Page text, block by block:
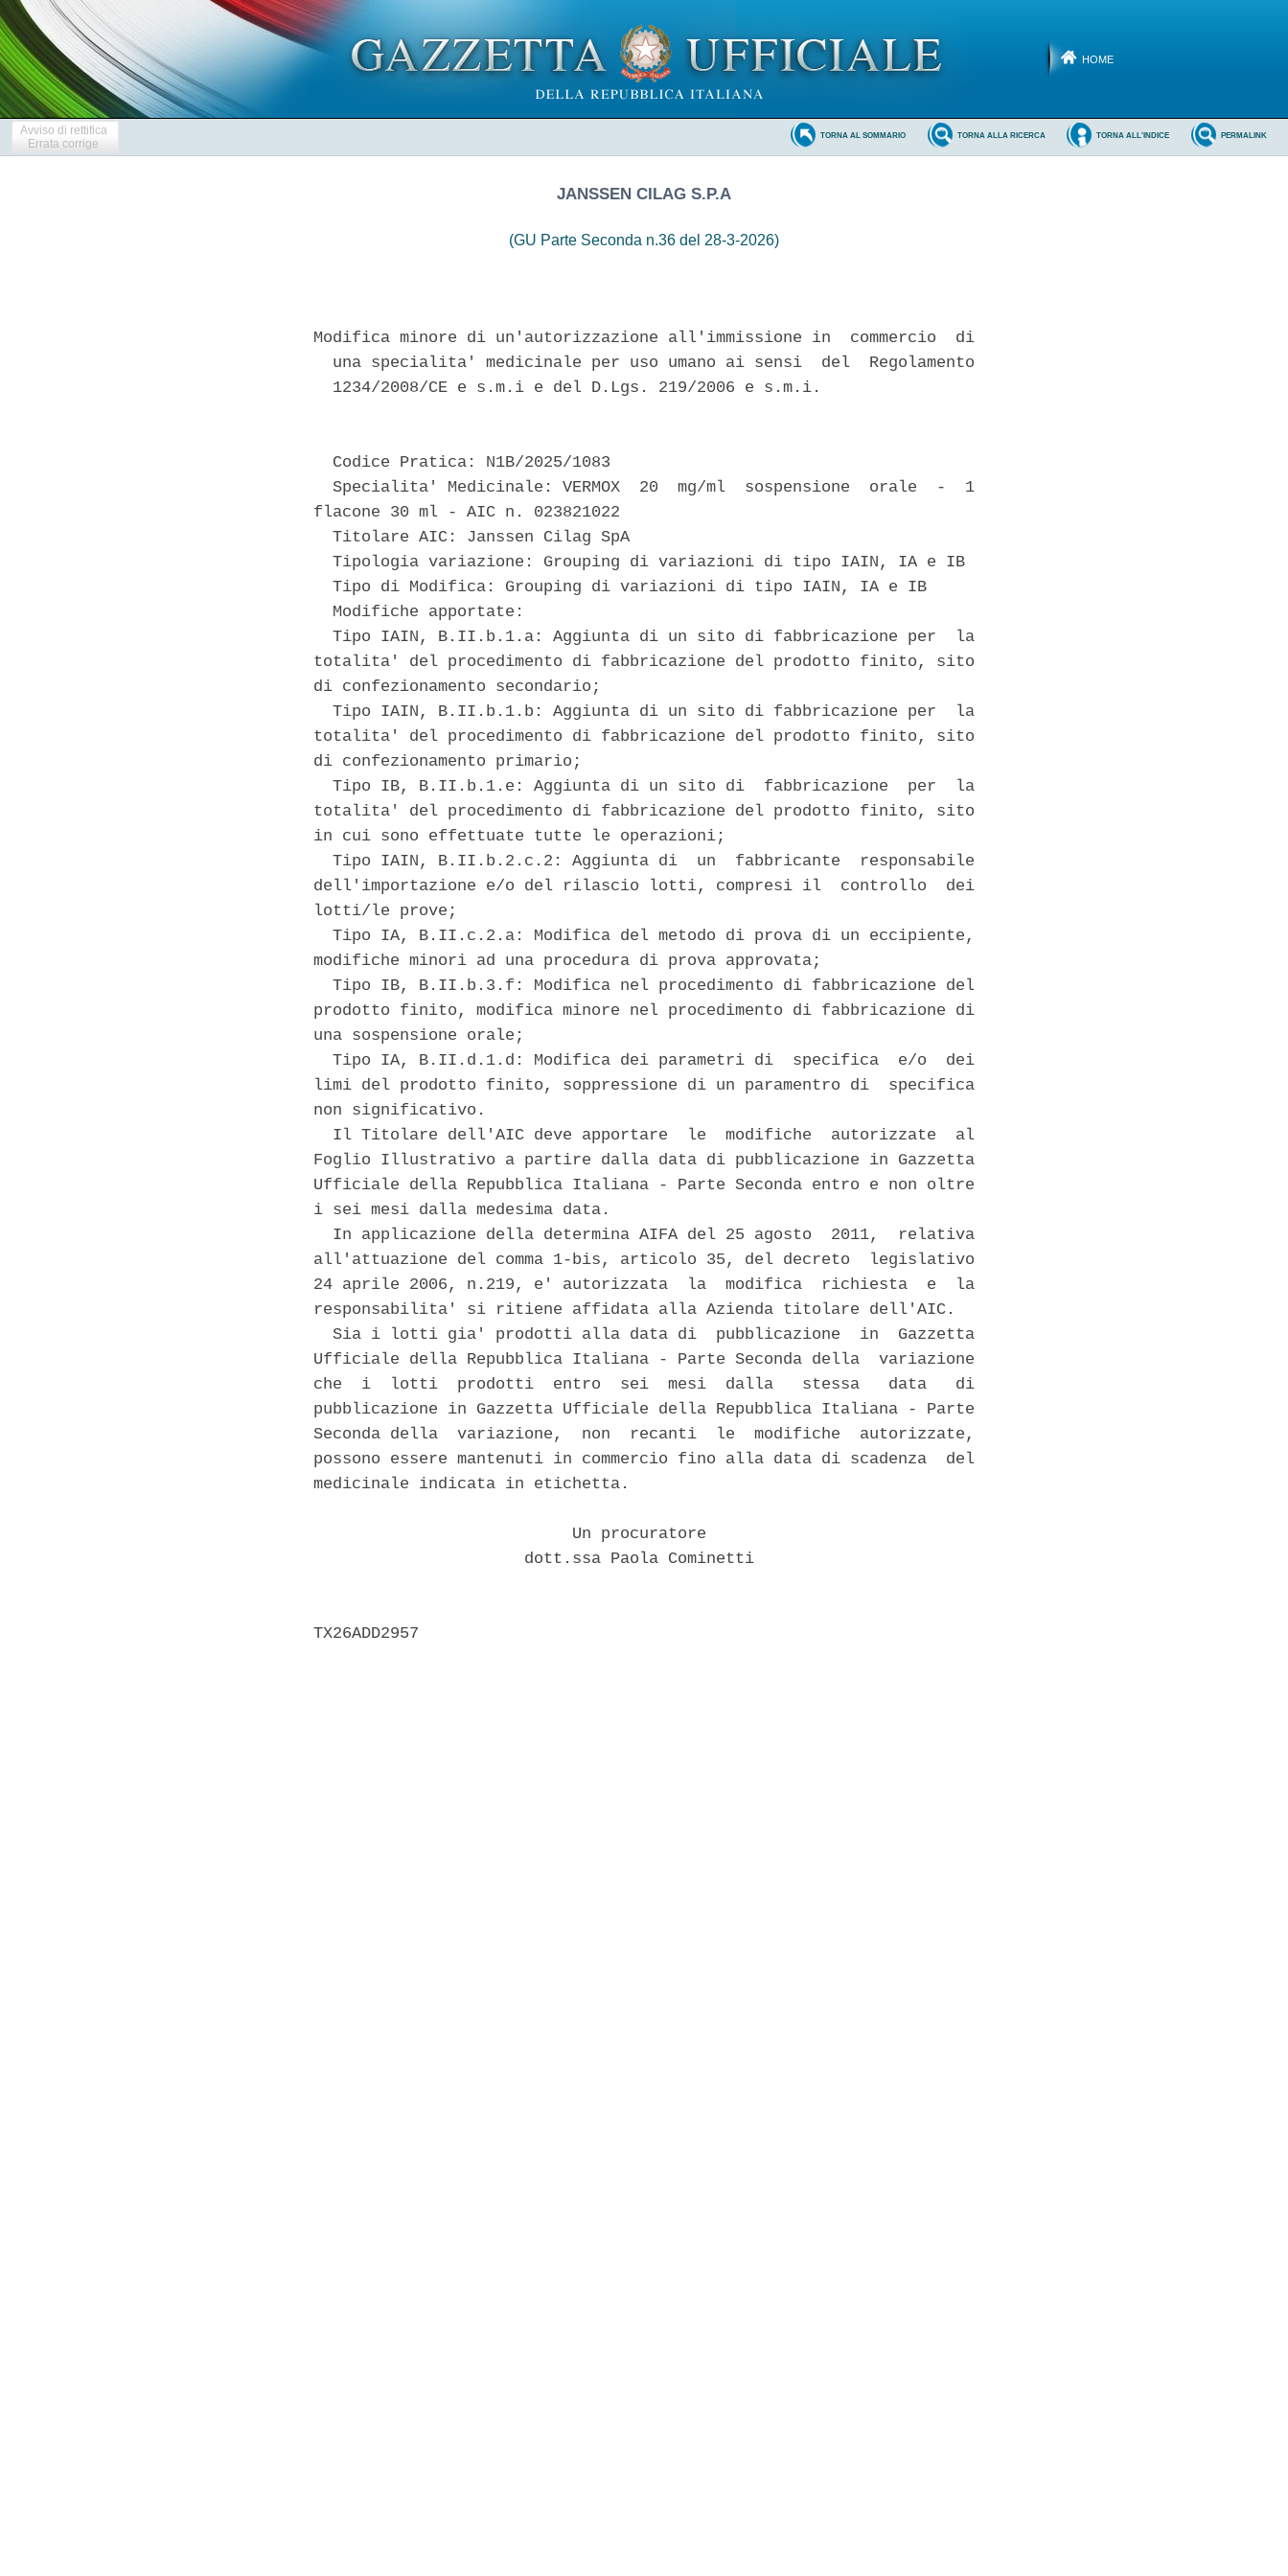
HOME
Avviso di rettifica
Errata corrige
PERMALINK
TORNA ALL'INDICE
TORNA ALLA RICERCA
TORNA AL SOMMARIO
JANSSEN CILAG S.P.A
(GU Parte Seconda n.36 del 28-3-2026)
Modifica minore di un'autorizzazione all'immissione in  commercio  di
  una specialita' medicinale per uso umano ai sensi  del  Regolamento
  1234/2008/CE e s.m.i e del D.Lgs. 219/2006 e s.m.i.
  Codice Pratica: N1B/2025/1083
  Specialita' Medicinale: VERMOX  20  mg/ml  sospensione  orale  -  1
flacone 30 ml - AIC n. 023821022
  Titolare AIC: Janssen Cilag SpA
  Tipologia variazione: Grouping di variazioni di tipo IAIN, IA e IB
  Tipo di Modifica: Grouping di variazioni di tipo IAIN, IA e IB
  Modifiche apportate:
  Tipo IAIN, B.II.b.1.a: Aggiunta di un sito di fabbricazione per  la
totalita' del procedimento di fabbricazione del prodotto finito, sito
di confezionamento secondario;
  Tipo IAIN, B.II.b.1.b: Aggiunta di un sito di fabbricazione per  la
totalita' del procedimento di fabbricazione del prodotto finito, sito
di confezionamento primario;
  Tipo IB, B.II.b.1.e: Aggiunta di un sito di  fabbricazione  per  la
totalita' del procedimento di fabbricazione del prodotto finito, sito
in cui sono effettuate tutte le operazioni;
  Tipo IAIN, B.II.b.2.c.2: Aggiunta di  un  fabbricante  responsabile
dell'importazione e/o del rilascio lotti, compresi il  controllo  dei
lotti/le prove;
  Tipo IA, B.II.c.2.a: Modifica del metodo di prova di un eccipiente,
modifiche minori ad una procedura di prova approvata;
  Tipo IB, B.II.b.3.f: Modifica nel procedimento di fabbricazione del
prodotto finito, modifica minore nel procedimento di fabbricazione di
una sospensione orale;
  Tipo IA, B.II.d.1.d: Modifica dei parametri di  specifica  e/o  dei
limi del prodotto finito, soppressione di un paramentro di  specifica
non significativo.
  Il Titolare dell'AIC deve apportare  le  modifiche  autorizzate  al
Foglio Illustrativo a partire dalla data di pubblicazione in Gazzetta
Ufficiale della Repubblica Italiana - Parte Seconda entro e non oltre
i sei mesi dalla medesima data.
  In applicazione della determina AIFA del 25 agosto  2011,  relativa
all'attuazione del comma 1-bis, articolo 35, del decreto  legislativo
24 aprile 2006, n.219, e' autorizzata  la  modifica  richiesta  e  la
responsabilita' si ritiene affidata alla Azienda titolare dell'AIC.
  Sia i lotti gia' prodotti alla data di  pubblicazione  in  Gazzetta
Ufficiale della Repubblica Italiana - Parte Seconda della  variazione
che  i  lotti  prodotti  entro  sei  mesi  dalla   stessa   data   di
pubblicazione in Gazzetta Ufficiale della Repubblica Italiana - Parte
Seconda della  variazione,  non  recanti  le  modifiche  autorizzate,
possono essere mantenuti in commercio fino alla data di scadenza  del
medicinale indicata in etichetta.
                           Un procuratore
                      dott.ssa Paola Cominetti